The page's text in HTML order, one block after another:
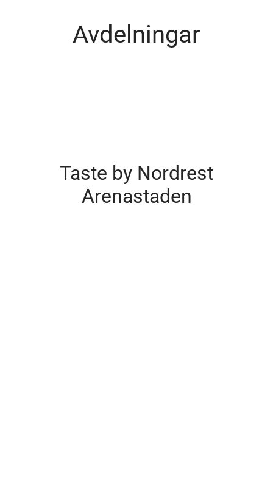
Avdelningar
Taste by Nordrest
Arenastaden